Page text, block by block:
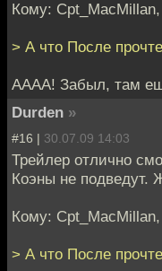
Кому: Cpt_MacMillan,
> А что После
АААА! Забыл, там
Durden »
#16 | 30.07.09 14:03
Трейлер отлично
Коэны не подведут.
Кому: Cpt_MacMillan,
> А что После